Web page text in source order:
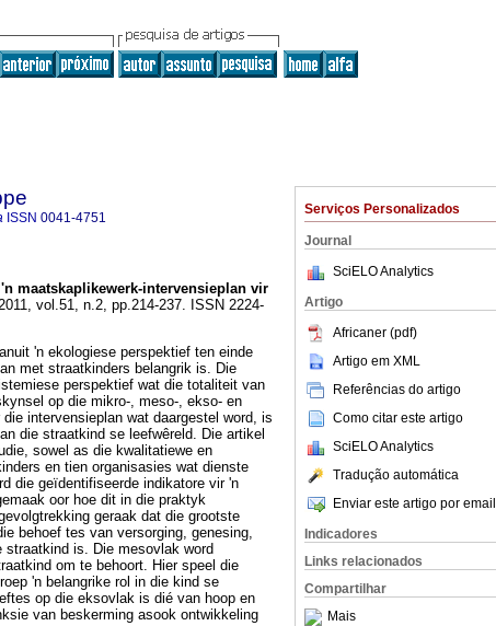
Serviços Personalizados
Journal
SciELO Analytics
Artigo
Africaner (pdf)
Artigo em XML
Referências do artigo
Como citar este artigo
SciELO Analytics
Tradução automática
Enviar este artigo por email
Indicadores
Links relacionados
Compartilhar
Mais
ISSN 0041-4751
maatskaplikewerk-intervensieplan vir
vol.51, n.2, pp.214-237. ISSN 2224-
'n ekologiese perspektief ten einde
met straatkinders belangrik is. Die
perspektief wat die totaliteit van
op die mikro-, meso-, ekso- en
intervensieplan wat daargestel word, is
die straatkind se leefwêreld. Die artikel
sowel as die kwalitatiewe en
en tien organisasies wat dienste
die geïdentifiseerde indikatore vir 'n
oor hoe dit in die praktyk
geraak dat die grootste
behoef tes van versorging, genesing,
straatkind is. Die mesovlak word
om te behoort. Hier speel die
'n belangrike rol in die kind se
op die eksovlak is dié van hoop en
van beskerming asook ontwikkeling